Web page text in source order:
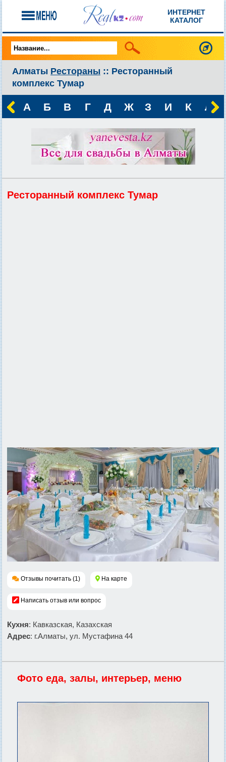
ИНТЕРНЕТ
КАТАЛОГ
Алматы Рестораны :: Ресторанный
комплекс Тумар
А Б В Г Д Ж З И К Л
Ресторанный комплекс Тумар
Отзывы почитать (1) На карте
Написать отзыв или вопрос
Кухня: Кавказская, Казахская
Адрес: г.Алматы, ул. Мустафина 44
Фото еда, залы, интерьер, меню